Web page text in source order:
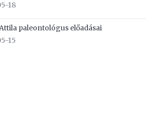
18
paleontológus előadásai
15